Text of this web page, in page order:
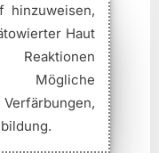
hinzuweisen,
Haut
Mögliche